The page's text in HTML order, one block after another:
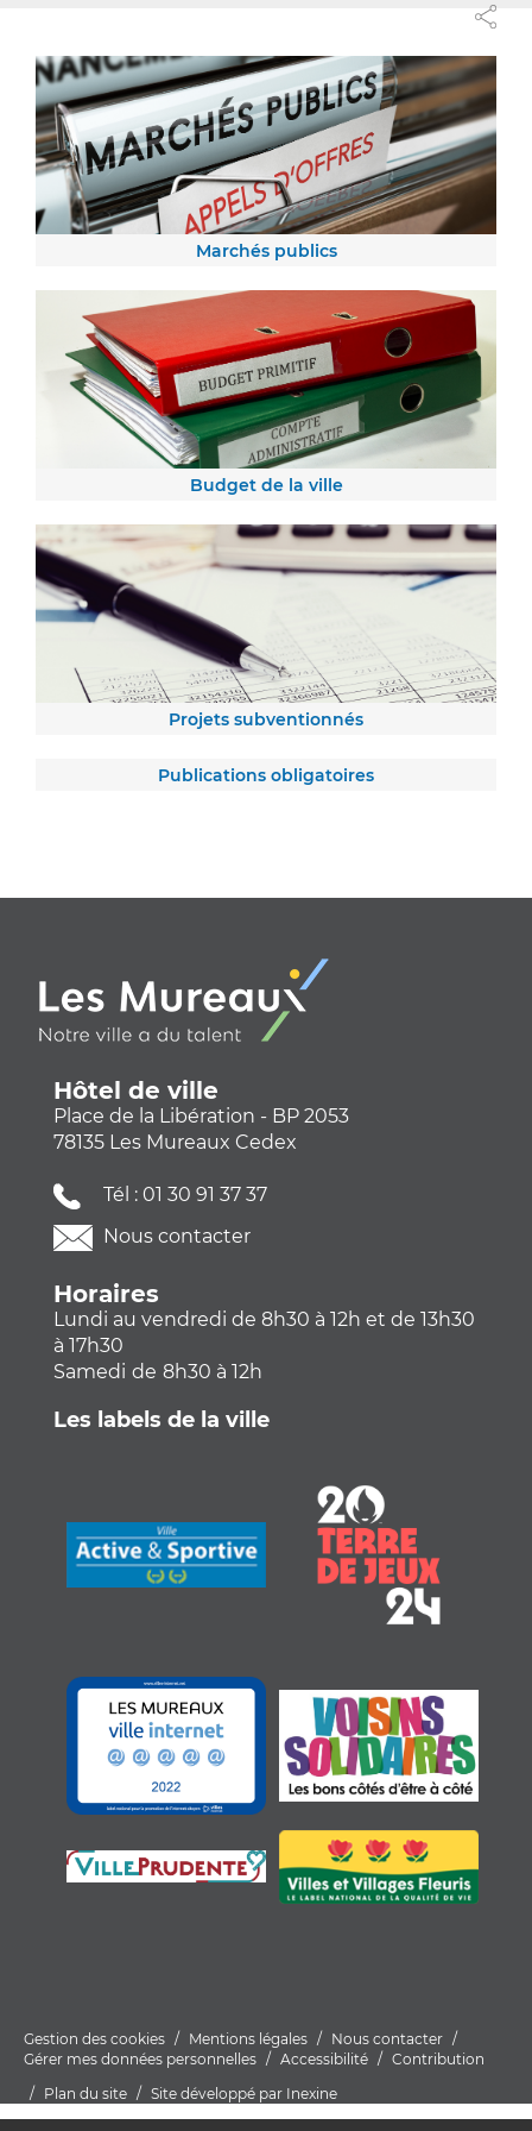
Marchés publics
Budget de la ville
Projets subventionnés
Publications obligatoires
Hôtel de ville
Place de la Libération - BP 2053
78135 Les Mureaux Cedex
Tél : 01 30 91 37 37
Nous contacter
Horaires
Lundi au vendredi de 8h30 à 12h et de 13h30
à 17h30
Samedi de 8h30 à 12h
Les labels de la ville
Gestion des cookies Mentions légales
Nous contacter
Gérer mes données personnelles
Accessibilité
Contribution
Plan du site
Site développé par Inexine